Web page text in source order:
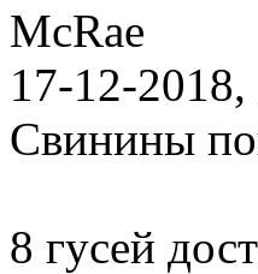
McRae
17-12-2018,
Свинины
8 гусей